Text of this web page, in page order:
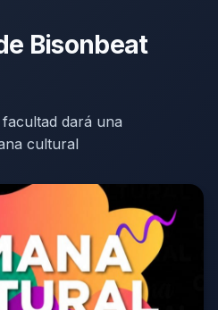
Bisonbeat
dará una
cultural